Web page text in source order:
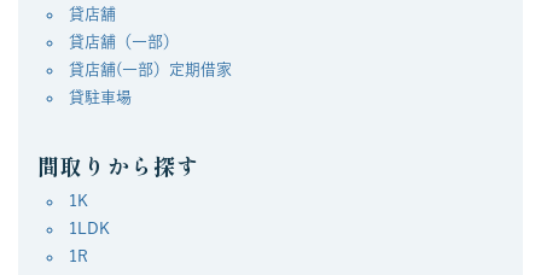
貸店舗
貸店舗（一部）
貸店舗(一部）定期借家
貸駐車場
間取りから探す
1K
1LDK
1R